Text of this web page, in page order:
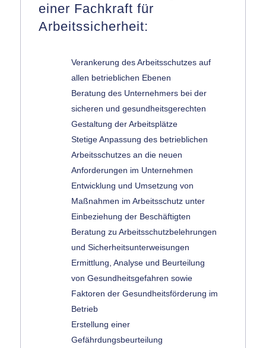
einer Fachkraft für
Arbeitssicherheit:
Verankerung des Arbeitsschutzes auf
allen betrieblichen Ebenen
Beratung des Unternehmers bei der
sicheren und gesundheitsgerechten
Gestaltung der Arbeitsplätze
Stetige Anpassung des betrieblichen
Arbeitsschutzes an die neuen
Anforderungen im Unternehmen
Entwicklung und Umsetzung von
Maßnahmen im Arbeitsschutz unter
Einbeziehung der Beschäftigten
Beratung zu Arbeitsschutzbelehrungen
und Sicherheitsunterweisungen
Ermittlung, Analyse und Beurteilung
von Gesundheitsgefahren sowie
Faktoren der Gesundheitsförderung im
Betrieb
Erstellung einer
Gefährdungsbeurteilung